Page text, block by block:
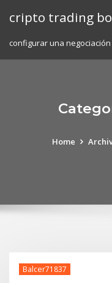
cripto trading
configurar una
Home
Balcer71837